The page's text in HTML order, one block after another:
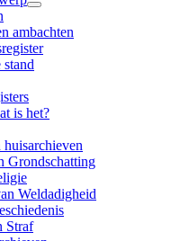
ambachten
is het?
Grondschatting
Weldadigheid
Straf